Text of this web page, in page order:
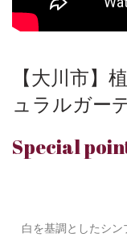
【大川市】
ュラルガー
Special
白を基調としたシン